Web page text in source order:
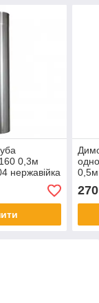
0,3м
нержавійка
270